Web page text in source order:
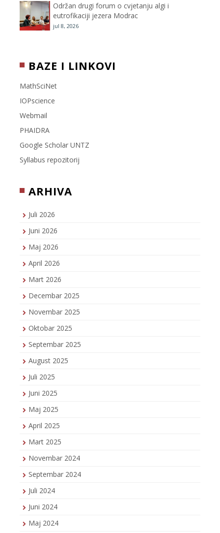
Održan drugi forum o cvjetanju algi i
eutrofikaciji jezera Modrac
jul 8, 2026
BAZE I LINKOVI
MathSciNet
IOPscience
Webmail
PHAIDRA
Google Scholar UNTZ
Syllabus repozitorij
ARHIVA
Juli 2026
Juni 2026
Maj 2026
April 2026
Mart 2026
Decembar 2025
Novembar 2025
Oktobar 2025
Septembar 2025
August 2025
Juli 2025
Juni 2025
Maj 2025
April 2025
Mart 2025
Novembar 2024
Septembar 2024
Juli 2024
Juni 2024
Maj 2024